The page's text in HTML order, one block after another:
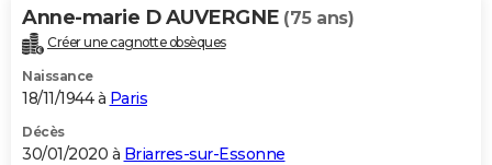
Anne-marie D AUVERGNE (75 ans)
Créer une cagnotte obsèques
Naissance
18/11/1944 à Paris
Décès
30/01/2020 à Briarres-sur-Essonne